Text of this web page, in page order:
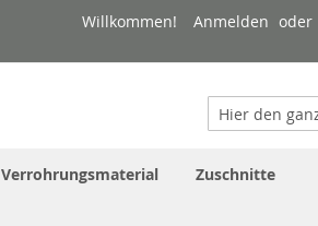
Willkommen! Anmelden
Suche
Verrohrungsmaterial Zuschnitte